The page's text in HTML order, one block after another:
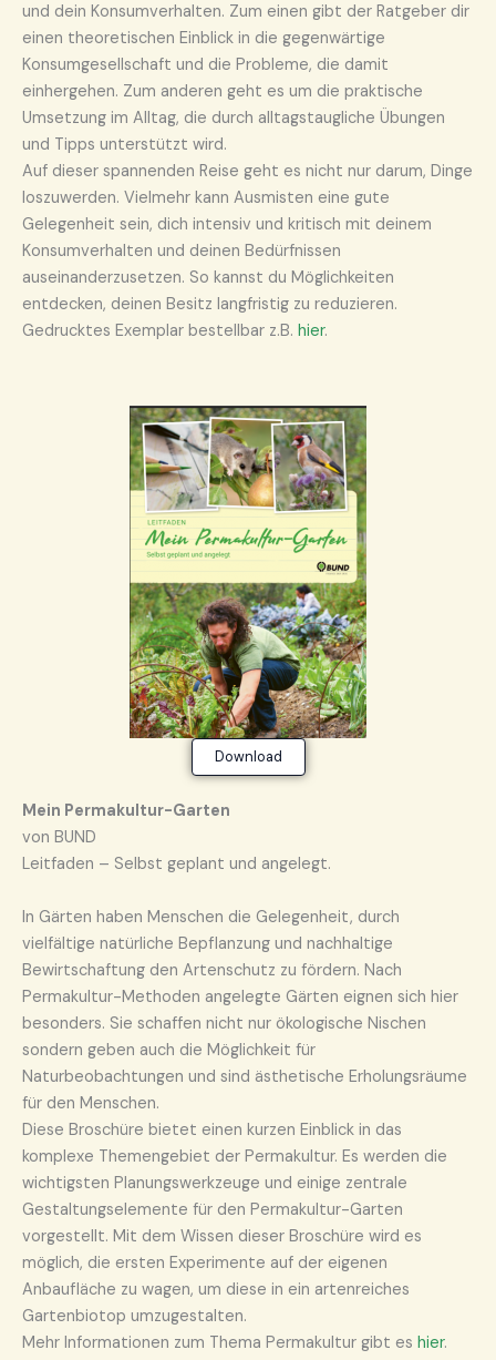
und dein Konsumverhalten. Zum einen gibt der Ratgeber dir
einen theoretischen Einblick in die gegenwärtige
Konsumgesellschaft und die Probleme, die damit
einhergehen. Zum anderen geht es um die praktische
Umsetzung im Alltag, die durch alltagstaugliche Übungen
und Tipps unterstützt wird.
Auf dieser spannenden Reise geht es nicht nur darum, Dinge
loszuwerden. Vielmehr kann Ausmisten eine gute
Gelegenheit sein, dich intensiv und kritisch mit deinem
Konsumverhalten und deinen Bedürfnissen
auseinanderzusetzen. So kannst du Möglichkeiten
entdecken, deinen Besitz langfristig zu reduzieren.
Gedrucktes Exemplar bestellbar z.B. hier.
Download
Mein Permakultur-Garten
von BUND
Leitfaden – Selbst geplant und angelegt.
In Gärten haben Menschen die Gelegenheit, durch
vielfältige natürliche Bepflanzung und nachhaltige
Bewirtschaftung den Artenschutz zu fördern. Nach
Permakultur-Methoden angelegte Gärten eignen sich hier
besonders. Sie schaffen nicht nur ökologische Nischen
sondern geben auch die Möglichkeit für
Naturbeobachtungen und sind ästhetische Erholungsräume
für den Menschen.
Diese Broschüre bietet einen kurzen Einblick in das
komplexe Themengebiet der Permakultur. Es werden die
wichtigsten Planungswerkzeuge und einige zentrale
Gestaltungselemente für den Permakultur-Garten
vorgestellt. Mit dem Wissen dieser Broschüre wird es
möglich, die ersten Experimente auf der eigenen
Anbaufläche zu wagen, um diese in ein artenreiches
Gartenbiotop umzugestalten.
Mehr Informationen zum Thema Permakultur gibt es hier.